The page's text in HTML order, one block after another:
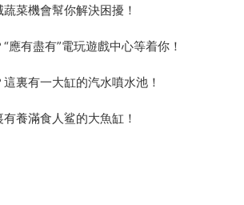
菜機會幫你解決困擾！
應有盡有”電玩遊戲中心等着你！
裏有一大缸的汽水噴水池！
養滿食人鲨的大魚缸！